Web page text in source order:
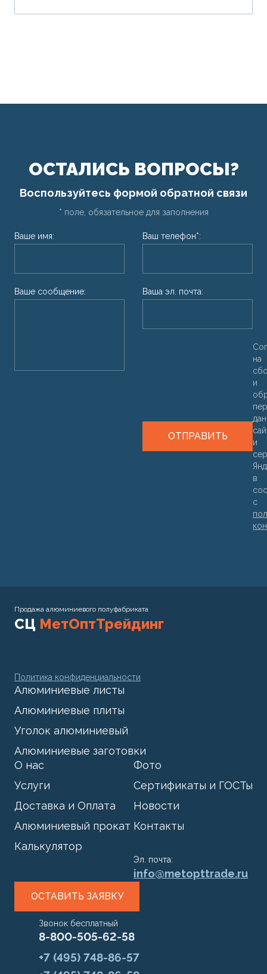
ОСТАЛИСЬ ВОПРОСЫ?
Воспользуйтесь формой обратной связи
* поле, обязательное для заполнения
Ваше имя:
Ваше сообщение:
Ваш телефон*:
Ваша эл. почта:
ОТПРАВИТЬ
на
и
и
в
с
Продажа алюминиевого полуфабриката
СЦ МетОптТрейдинг
Политика конфиденциальности
Алюминиевые листы
Алюминиевые плиты
Уголок алюминиевый
Алюминиевые заготовки
О нас
Услуги
Доставка и Оплата
Алюминиевый прокат
Калькулятор
Фото
Сертификаты и ГОСТы
Новости
Контакты
Эл. почта:
info@metopttrade.ru
ОСТАВИТЬ ЗАЯВКУ
Звонок бесплатный
8-800-505-62-58
+7 (495) 748-86-57